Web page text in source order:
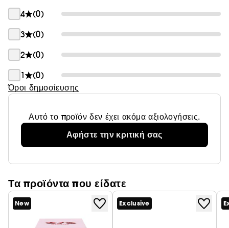
4
(0)
3
(0)
2
(0)
1
(0)
Όροι δημοσίευσης
Αυτό το προϊόν δεν έχει ακόμα αξιολογήσεις.
Αφήστε την κριτική σας
Τα προϊόντα που είδατε
New Exclusive